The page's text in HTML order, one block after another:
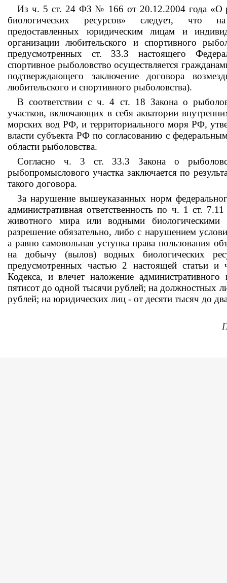
Из ч. 5 ст. 24 ФЗ № 166 от 20.12.2004 года «О
биологических ресурсов» следует, что
предоставленных юридическим лицам и
организации любительского и спортивного
предусмотренных ст. 33.3 настоящего
спортивное рыболовство осуществляется
подтверждающего заключение договора
любительского и спортивного рыболовства).
В соответствии с ч. 4 ст. 18 Закона о
участков, включающих в себя акватории
морских вод РФ, и территориального моря РФ,
власти субъекта РФ по согласованию с
области рыболовства.
Согласно ч. 3 ст. 33.3 Закона о
рыбопромыслового участка заключается по
такого договора.
За нарушение вышеуказанных норм
административная ответственность по ч. 1 ст.
животного мира или водными биологическими
разрешение обязательно, либо с нарушением
а равно самовольная уступка права пользования
на добычу (вылов) водных биологических
предусмотренных частью 2 настоящей статьи и
Кодекса, и влечет наложение
пятисот до одной тысячи рублей; на должностных
рублей; на юридических лиц - от десяти тысяч до